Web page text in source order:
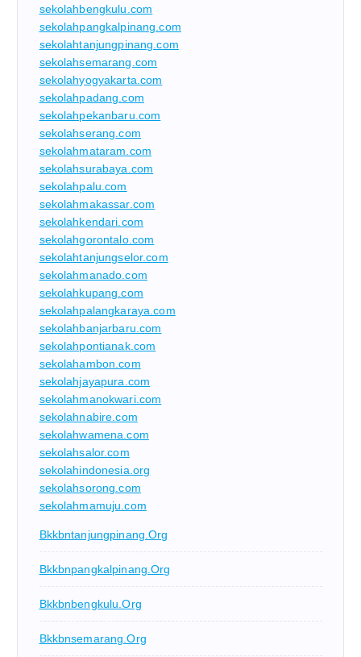
sekolahbengkulu.com
sekolahpangkalpinang.com
sekolahtanjungpinang.com
sekolahsemarang.com
sekolahyogyakarta.com
sekolahpadang.com
sekolahpekanbaru.com
sekolahserang.com
sekolahmataram.com
sekolahsurabaya.com
sekolahpalu.com
sekolahmakassar.com
sekolahkendari.com
sekolahgorontalo.com
sekolahtanjungselor.com
sekolahmanado.com
sekolahkupang.com
sekolahpalangkaraya.com
sekolahbanjarbaru.com
sekolahpontianak.com
sekolahambon.com
sekolahjayapura.com
sekolahmanokwari.com
sekolahnabire.com
sekolahwamena.com
sekolahsalor.com
sekolahindonesia.org
sekolahsorong.com
sekolahmamuju.com
Bkkbntanjungpinang.org
Bkkbnpangkalpinang.org
Bkkbnbengkulu.org
Bkkbnsemarang.org